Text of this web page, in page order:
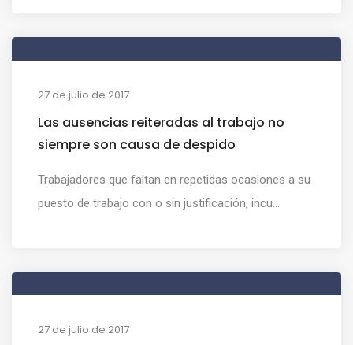
27 de julio de 2017
Las ausencias reiteradas al trabajo no
siempre son causa de despido
Trabajadores que faltan en repetidas ocasiones a su
puesto de trabajo con o sin justificación, incu...
27 de julio de 2017